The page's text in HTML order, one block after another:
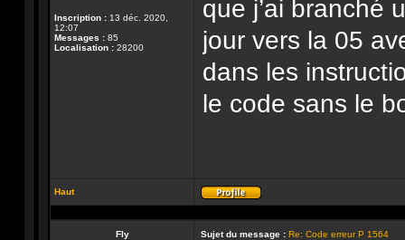
Inscription : 13 déc. 2020,
12:07
Messages : 85
Localisation : 28200
que j’ai branché
jour vers la 05
dans les
le code sans le
Haut
Profil
Fly Sujet du message : Re: Code erreur P 1564